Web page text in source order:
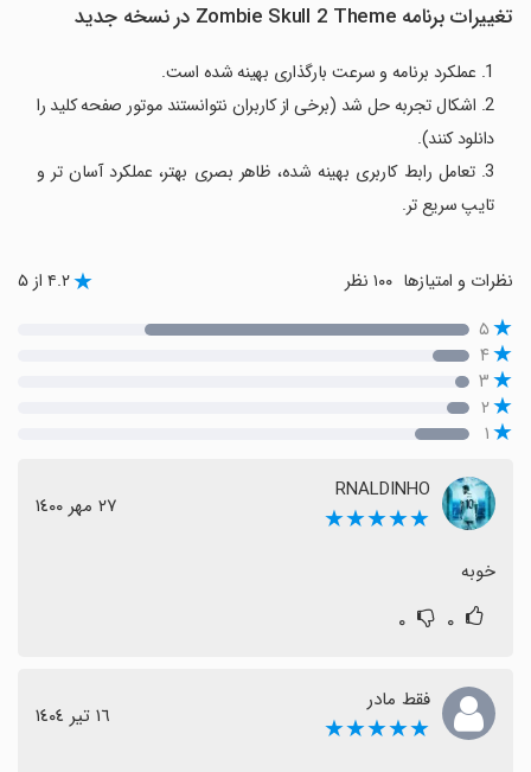
تغییرات برنامه Zombie Skull 2 Theme در نسخه جدید
1. عملکرد برنامه و سرعت بارگذاری بهینه شده است.
2. اشکال تجربه حل شد (برخی از کاربران نتوانستند موتور صفحه کلید را
دانلود کنند).
3. تعامل رابط کاربری بهینه شده، ظاهر بصری بهتر، عملکرد آسان تر و
تایپ سریع تر.
نظرات و امتیازها ۴.۲ از ۵
۵
۴
۳
۲
۱
RNALDINHO
★★★★★ ٢٧ مهر ١٤٠٠
خوبه
۰ ۰
فقط مادر
★★★★★ ١٦ تیر ١٤٠٤